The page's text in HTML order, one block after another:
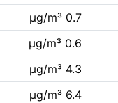
0.7 µg/m³
0.6 µg/m³
4.3 µg/m³
6.4 µg/m³